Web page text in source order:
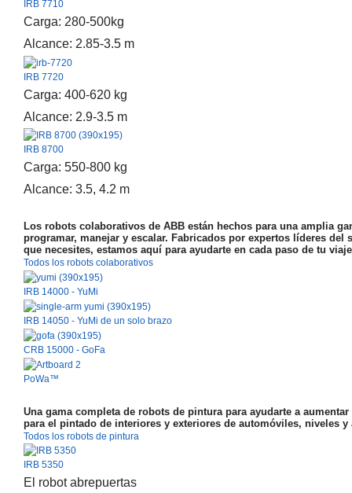
IRB 7710
Carga: 280-500kg
Alcance: 2.85-3.5 m
IRB 7720
Carga: 400-620 kg
Alcance: 2.9-3.5 m
IRB 8700
Carga: 550-800 kg
Alcance: 3.5, 4.2 m
Los robots colaborativos de ABB están hechos para una amplia
programar, manejar y escalar. Fabricados por expertos líderes
que necesites, estamos aquí para ayudarte en cada paso de tu
Todos los robots colaborativos
IRB 14000 - YuMi
IRB 14050 - YuMi de un solo brazo
CRB 15000 - GoFa
PoWa™
Una gama completa de robots de pintura para ayudarte a
para el pintado de interiores y exteriores de automóviles, niveles
Todos los robots de pintura
IRB 5350
El robot abrepuertas